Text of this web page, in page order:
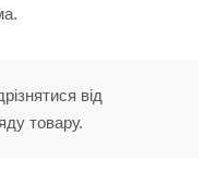
від
товару.